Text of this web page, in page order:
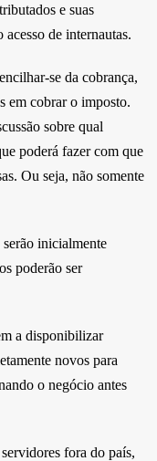
e suas
de internautas.
se da cobrança,
em cobrar o imposto.
sobre qual
poderá fazer com que
Ou seja, não somente
inicialmente
poderão ser
a disponibilizar
novos para
o negócio antes
fora do país,